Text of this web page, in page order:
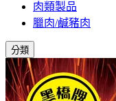
肉類製品
臘肉/鹹豬肉
分類